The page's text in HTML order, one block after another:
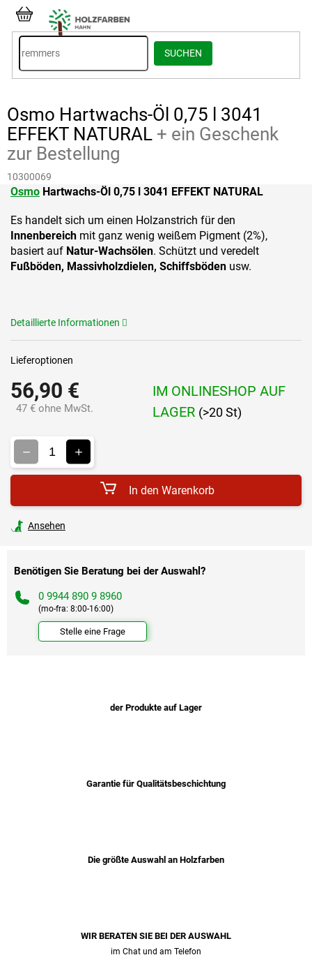
Inhalt
springen
SUCHEN
WARENKORB
Osmo Hartwachs-Öl 0,75 l 3041
EFFEKT NATURAL + ein Geschenk
zur Bestellung
10300069
56,90 €
47 € ohne MwSt.
IM ONLINESHOP AUF
LAGER (>20 St)
Lieferoptionen
In den Warenkorb
Osmo Hartwachs-Öl 0,75 l 3041 EFFEKT NATURAL
Es handelt sich um einen Holzanstrich für den
Innenbereich mit ganz wenig weißem Pigment (2%),
basiert auf Natur-Wachsölen. Schützt und veredelt
Fußböden, Massivholzdielen, Schiffsböden usw.
Detaillierte Informationen
Ansehen
Benötigen Sie Beratung bei der Auswahl?
0 9944 890 9 8960
(mo-fra: 8:00-16:00)
Stelle eine Frage
der Produkte auf Lager
Garantie für Qualitätsbeschichtung
Die größte Auswahl an Holzfarben
WIR BERATEN SIE BEI ​​DER AUSWAHL
im Chat und am Telefon